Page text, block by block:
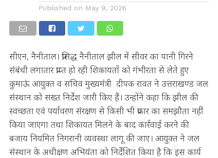
Published on May 9, 2026
सीएन, नैनीताल। प्रसिद्ध नैनीताल झील में सीवर का पानी गिरने
संबंधी लगातार प्राप्त हो रही शिकायतों को गंभीरता से लेते हुए
कुमाऊं आयुक्त व सचिव मुख्यमंत्री दीपक रावत ने उत्तराखण्ड जल
संस्थान को सख्त निर्देश जारी किए हैं। उन्होंने कहा कि झील की
स्वच्छता एवं पर्यावरण संरक्षण से किसी भी प्रकार का समझौता नहीं
किया जाएगा तथा शिकायत मिलने के बाद कार्रवाई करने की
बजाय नियमित निगरानी व्यवस्था लागू की जाए। आयुक्त ने जल
संस्थान के अधीक्षण अभियंता को निर्देशित किया है कि इस कार्य